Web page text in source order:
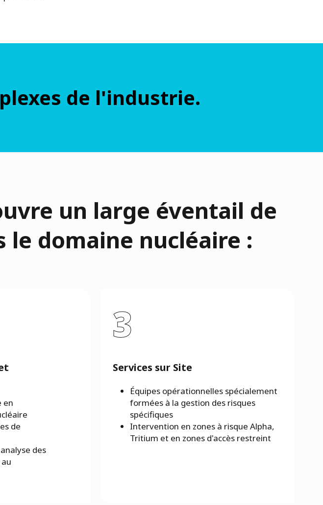
de l'industrie.
un large éventail de
le domaine nucléaire :
en
de
des
3
Services sur Site
Équipes opérationnelles spécialement
formées à la gestion des risques
spécifiques
Intervention en zones à risque Alpha,
Tritium et en zones d'accès restreint